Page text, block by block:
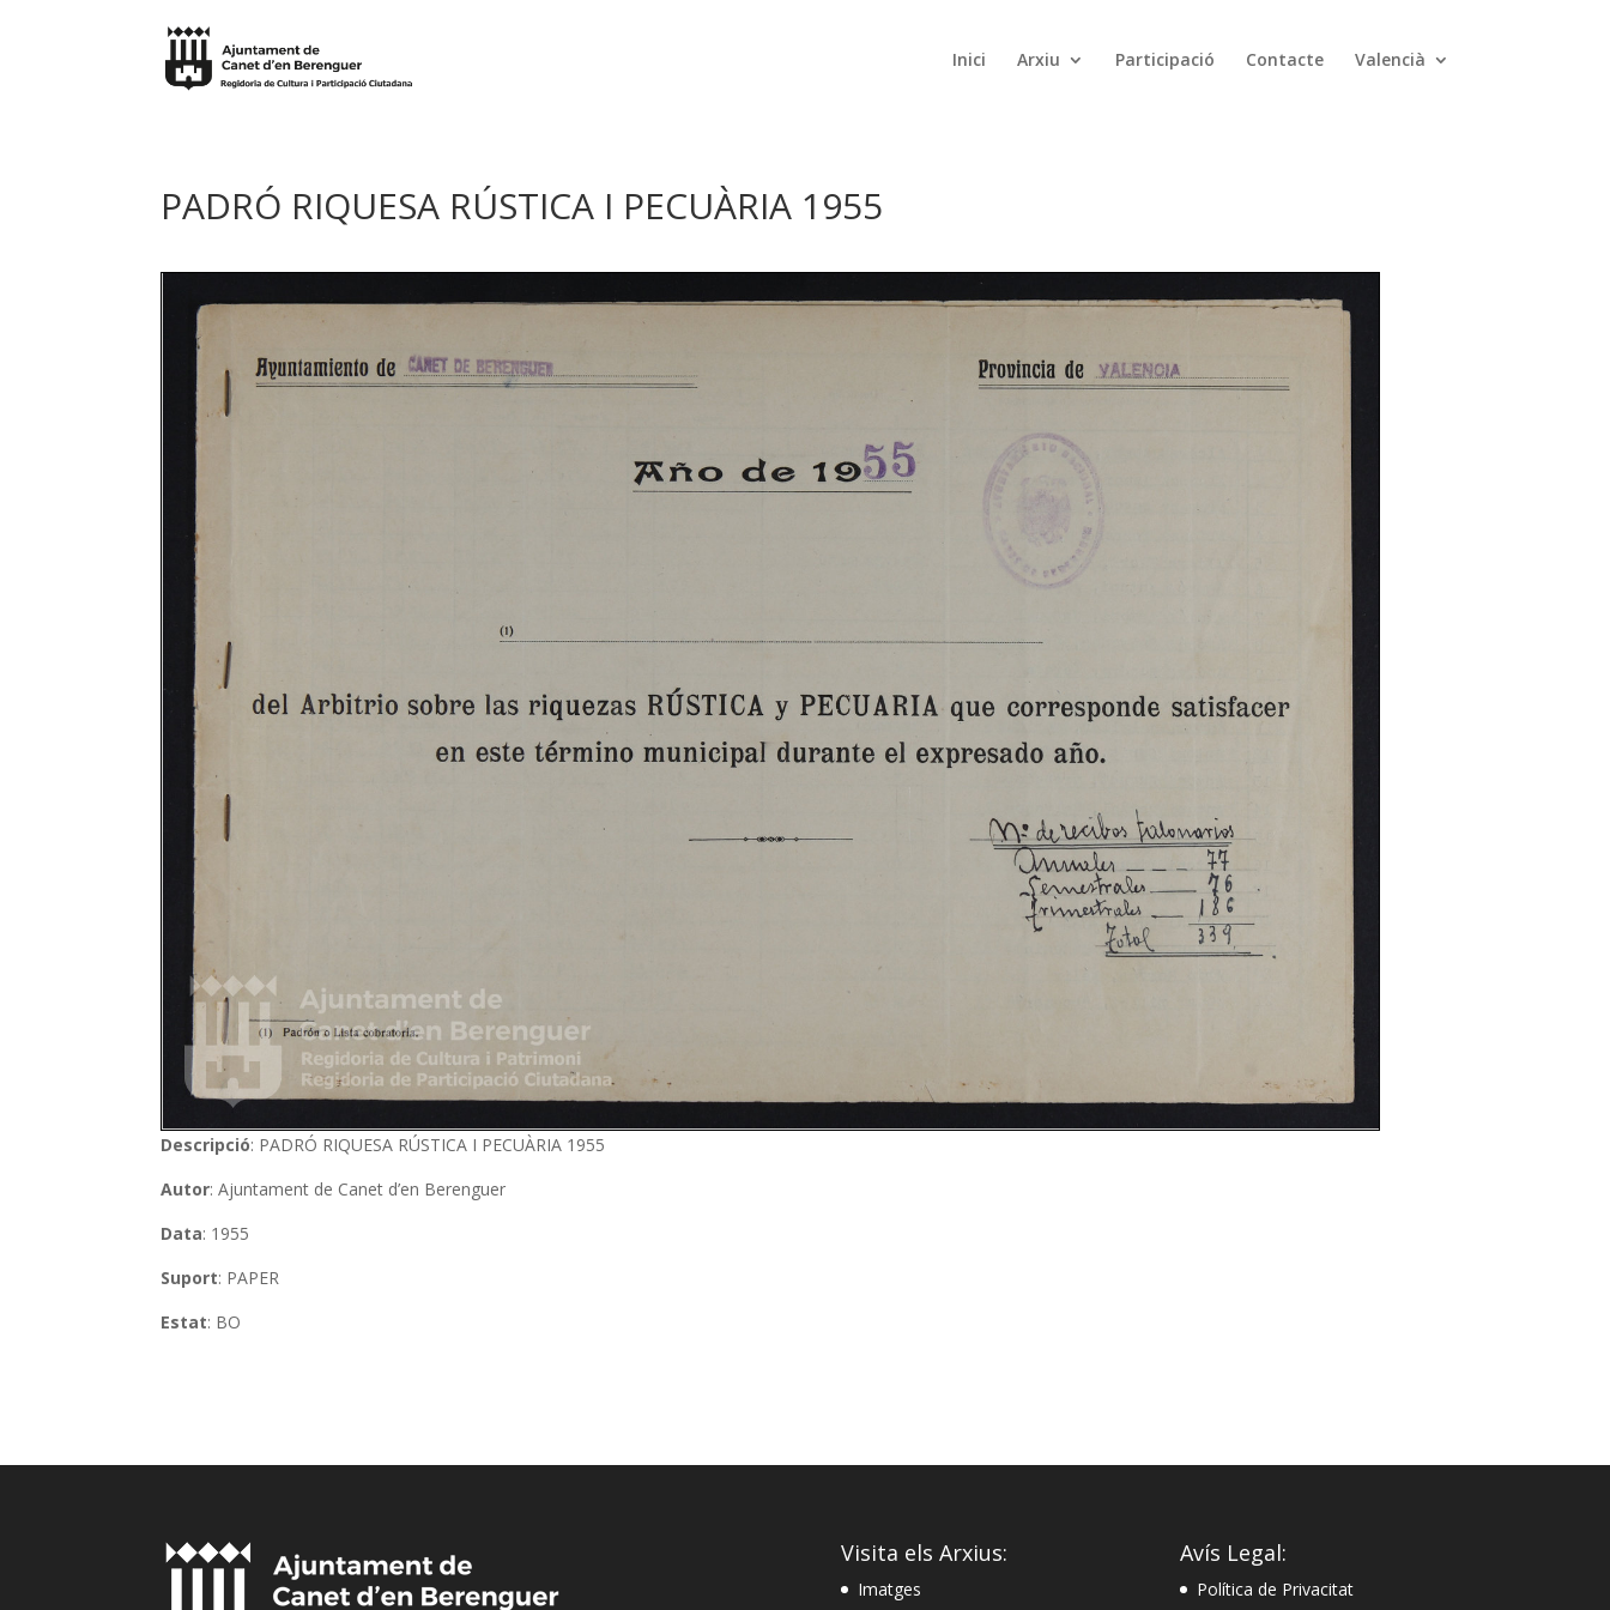
Inici Arxiu Participació Contacte Valencià
PADRÓ RIQUESA RÚSTICA I PECUÀRIA 1955
Descripció: PADRÓ RIQUESA RÚSTICA I PECUÀRIA 1955
Autor: Ajuntament de Canet d’en Berenguer
Data: 1955
Suport: PAPER
Estat: BO
Visita els Arxius:
Imatges
Avís Legal:
Política de Privacitat